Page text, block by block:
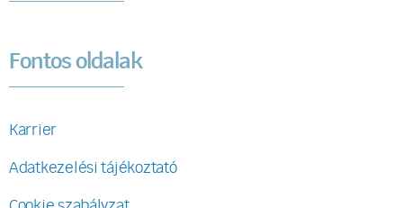
Fontos oldalak
Karrier
Adatkezelési tájékoztató